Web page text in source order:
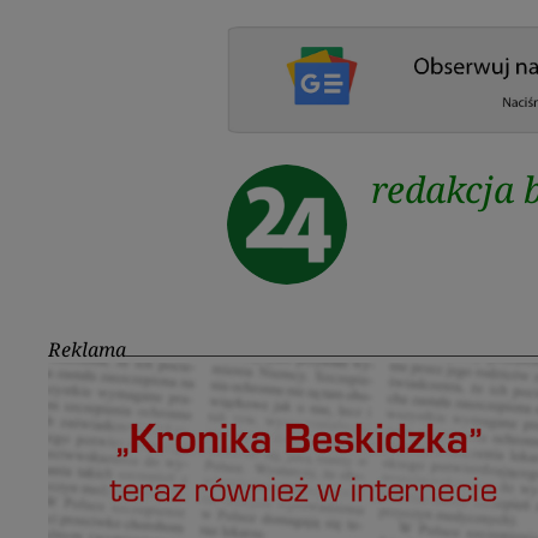
redakcja
Reklama